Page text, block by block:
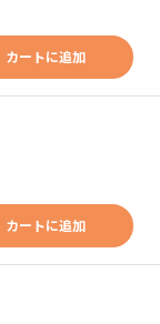
カートに追加
カートに追加